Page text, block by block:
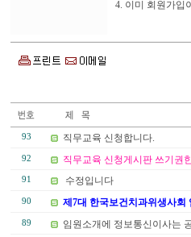
4. 이미 회원가입
93 직무교육 신청합니다.
92 직무교육 신청게시판 쓰기권
91 수정입니다
90 제7대 한국보건치과위생사회
89 임원소개에 정보통신이사는